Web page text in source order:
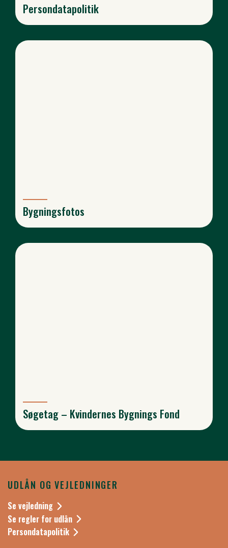
Persondatapolitik
Bygningsfotos
Søgetag – Kvindernes Bygnings Fond
UDLÅN OG VEJLEDNINGER
Se vejledning
Se regler for udlån
Persondatapolitik